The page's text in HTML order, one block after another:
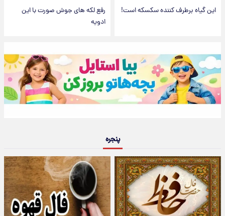
اين گياه برطرف كننده سكسكه است!
رفع لکه های جوش صورت با اين
ادويه
پنجره